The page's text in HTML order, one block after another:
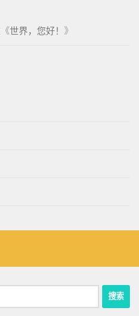
世界，您好！ 》